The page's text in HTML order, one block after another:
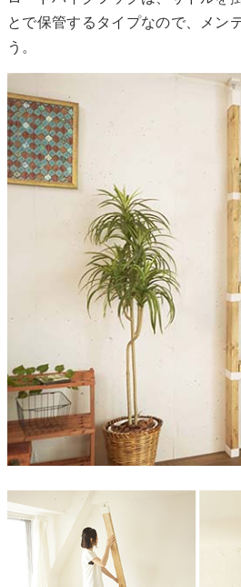
とで保管するタイプなので、メン
う。